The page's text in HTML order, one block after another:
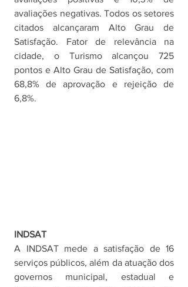
avaliações negativas. Todos os setores
citados alcançaram Alto Grau de
Satisfação. Fator de relevância na
cidade, o Turismo alcançou 725
pontos e Alto Grau de Satisfação, com
68,8% de aprovação e rejeição de
6,8%.
INDSAT
A INDSAT mede a satisfação de 16
serviços públicos, além da atuação dos
governos municipal, estadual e